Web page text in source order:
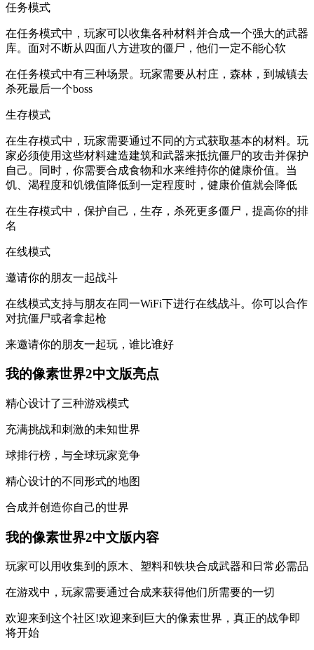
任务模式
在任务模式中，玩家可以收集各种材料并合成一个强大的武器
库。面对不断从四面八方进攻的僵尸，他们一定不能心软
在任务模式中有三种场景。玩家需要从村庄，森林，到城镇去
杀死最后一个boss
生存模式
在生存模式中，玩家需要通过不同的方式获取基本的材料。玩
家必须使用这些材料建造建筑和武器来抵抗僵尸的攻击并保护
自己。同时，你需要合成食物和水来维持你的健康价值。当
饥、渴程度和饥饿值降低到一定程度时，健康价值就会降低
在生存模式中，保护自己，生存，杀死更多僵尸，提高你的排
名
在线模式
邀请你的朋友一起战斗
在线模式支持与朋友在同一WiFi下进行在线战斗。你可以合作
对抗僵尸或者拿起枪
来邀请你的朋友一起玩，谁比谁好
我的像素世界2中文版亮点
精心设计了三种游戏模式
充满挑战和刺激的未知世界
球排行榜，与全球玩家竞争
精心设计的不同形式的地图
合成并创造你自己的世界
我的像素世界2中文版内容
玩家可以用收集到的原木、塑料和铁块合成武器和日常必需品
在游戏中，玩家需要通过合成来获得他们所需要的一切
欢迎来到这个社区!欢迎来到巨大的像素世界，真正的战争即
将开始